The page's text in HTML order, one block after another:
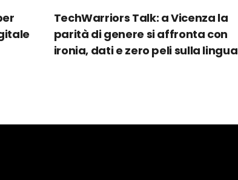
TechWarriors Talk: a Vicenza la
parità di genere si affronta con
ironia, dati e zero peli sulla lingua